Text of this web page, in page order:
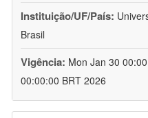
Instituição/UF/País:
Brasil
Vigência: Mon Jan 30
00:00:00 BRT 2026